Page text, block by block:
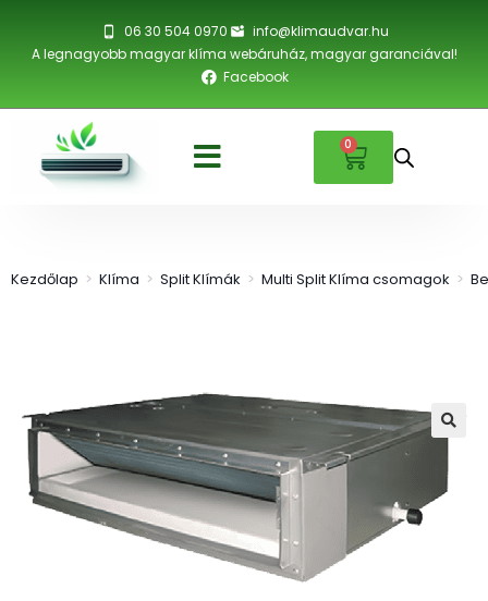
06 30 504 0970
info@klimaudvar.hu
A legnagyobb magyar klíma webáruház, magyar garanciával!
Facebook
0
Kezdőlap > Klíma > Split Klímák > Multi Split Klíma csomagok >